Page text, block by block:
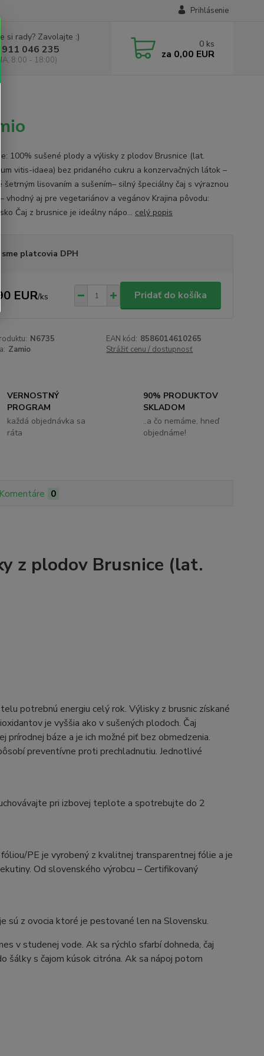
Prihlásenie
si rady? Zavolajte :)
911 046 235
8:00 - 18:00)
0 ks
za 0,00 EUR
100% sušené plody a výlisky z plodov Brusnice (lat.
vitis-idaea) bez pridaného cukru a konzervačných látok –
šetrným lisovaním a sušením– silný špeciálny čaj s výraznou
vhodný aj pre vegetariánov a vegánov Krajina pôvodu:
Čaj z brusnice je ideálny nápo... celý popis
sme platcovia DPH
EUR/ks Pridať do košíka
N6735 EAN kód: 8586014610265
Zamio Strážiť cenu / dostupnosť
VERNOSTNÝ
PROGRAM
každá objednávka sa
ráta
90% PRODUKTOV
SKLADOM
..a čo nemáme, hneď
objednáme!
Komentáre 0
z plodov Brusnice (lat.
potrebnú energiu celý rok. Výlisky z brusnic získané
je vyššia ako v sušených plodoch. Čaj
prírodnej báze a je ich možné piť bez obmedzenia.
preventívne proti prechladnutiu. Jednotlivé
pri izbovej teplote a spotrebujte do 2
PE je vyrobený z kvalitnej transparentnej fólie a je
Od slovenského výrobcu – Certifikovaný
sú z ovocia ktoré je pestované len na Slovensku.
v studenej vode. Ak sa rýchlo sfarbí dohneda, čaj
šálky s čajom kúsok citróna. Ak sa nápoj potom